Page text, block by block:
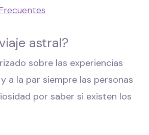
astral?
sobre las experiencias
a la par siempre las personas
por saber si existen los